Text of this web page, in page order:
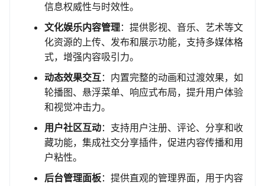
信息权威性与时效性。
文化娱乐内容管理：提供影视、音乐、艺术等文
化资源的上传、发布和展示功能，支持多媒体格
式，增强内容吸引力。
动态效果交互：内置完整的动画和过渡效果，如
轮播图、悬浮菜单、响应式布局，提升用户体验
和视觉冲击力。
用户社区互动：支持用户注册、评论、分享和收
藏功能，集成社交分享插件，促进内容传播和用
户粘性。
后台管理面板：提供直观的管理界面，用于内容